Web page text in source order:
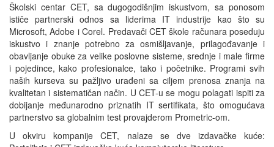
Školski centar CET, sa dugogodišnjim iskustvom, sa ponosom
ističe partnerski odnos sa liderima IT industrije kao što su
Microsoft, Adobe i Corel. Predavači CET škole računara poseduju
iskustvo i znanje potrebno za osmišljavanje, prilagođavanje i
obavljanje obuke za velike poslovne sisteme, srednje i male firme
i pojedince, kako profesionalce, tako i početnike. Programi svih
naših kurseva su pažljivo urađeni sa ciljem prenosa znanja na
kvalitetan i sistematičan način. U CET-u se mogu polagati ispiti za
dobijanje međunarodno priznatih IT sertifikata, što omogućava
partnerstvo sa globalnim test provajderom Prometric-om.
U okviru kompanije CET, nalaze se dve izdavačke kuće: